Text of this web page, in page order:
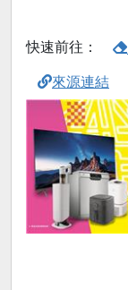
快速前往：
來源連結